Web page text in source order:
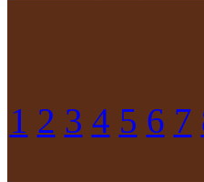
1 2 3 4 5 6 7